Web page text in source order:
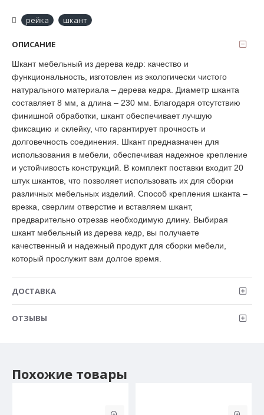
рейка шкант
ОПИСАНИЕ
Шкант мебельный из дерева кедр: качество и
функциональность, изготовлен из экологически чистого
натурального материала – дерева кедра. Диаметр шканта
составляет 8 мм, а длина – 230 мм. Благодаря отсутствию
финишной обработки, шкант обеспечивает лучшую
фиксацию и склейку, что гарантирует прочность и
долговечность соединения. Шкант предназначен для
использования в мебели, обеспечивая надежное крепление
и устойчивость конструкций. В комплект поставки входит 20
штук шкантов, что позволяет использовать их для сборки
различных мебельных изделий. Способ крепления шканта –
врезка, сверлим отверстие и вставляем шкант,
предварительно отрезав необходимую длину. Выбирая
шкант мебельный из дерева кедр, вы получаете
качественный и надежный продукт для сборки мебели,
который прослужит вам долгое время.
ДОСТАВКА
ОТЗЫВЫ
Похожие товары